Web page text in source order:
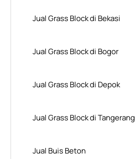
Jual Grass Block di Bekasi
Jual Grass Block di Bogor
Jual Grass Block di Depok
Jual Grass Block di Tangerang
Jual Buis Beton